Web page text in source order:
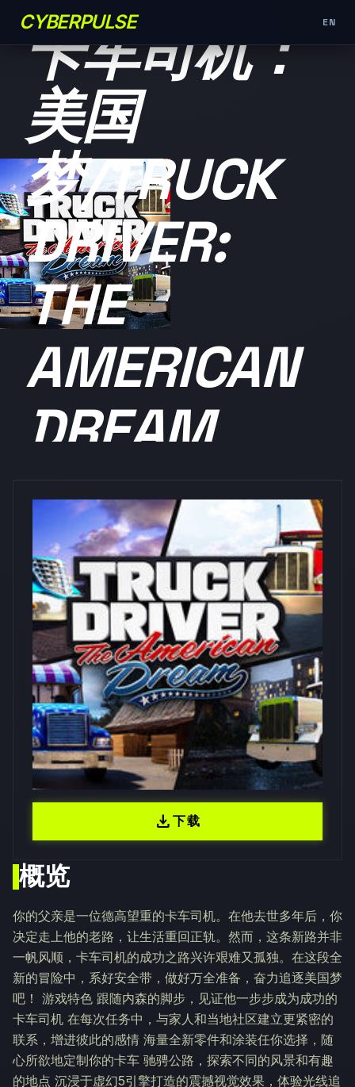
CYBERPULSE EN
卡车司机：
美国
梦/TRUCK
DRIVER:
THE
AMERICAN
DREAM
浏览量: 0 SOEDESCO
概览
你的父亲是一位德高望重的卡车司机。在他去世多年后，你
决定走上他的老路，让生活重回正轨。然而，这条新路并非
一帆风顺，卡车司机的成功之路兴许艰难又孤独。在这段全
新的冒险中，系好安全带，做好万全准备，奋力追逐美国梦
吧！ 游戏特色 跟随内森的脚步，见证他一步步成为成功的
卡车司机 在每次任务中，与家人和当地社区建立更紧密的
联系，增进彼此的感情 海量全新零件和涂装任你选择，随
心所欲地定制你的卡车 驰骋公路，探索不同的风景和有趣
的地点 沉浸于虚幻5引擎打造的震撼视觉效果，体验光线追
download下载